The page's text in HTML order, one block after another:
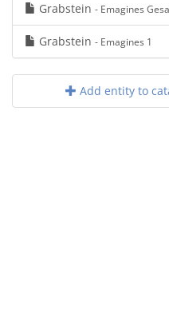
Grabstein - Emagines
Grabstein - Emagines 1
Add entity to